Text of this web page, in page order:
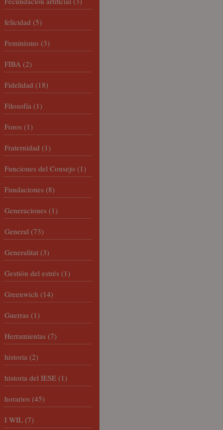
felicidad (5)
Feminismo (3)
FIBA (2)
Fidelidad (18)
Filosofía (1)
Foros (1)
Fraternidad (1)
Funciones del Consejo (1)
Fundaciones (8)
Generaciones (1)
General (73)
Generalitat (3)
Gestión del estrés (1)
Greenwich (14)
Guerras (1)
Herramientas (7)
historia (2)
historia del IESE (1)
horarios (45)
I WIL (7)